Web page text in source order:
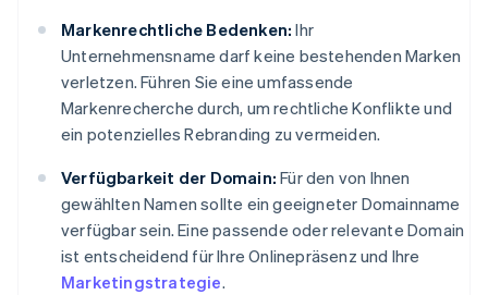
Markenrechtliche Bedenken: Ihr
Unternehmensname darf keine bestehenden Marken
verletzen. Führen Sie eine umfassende
Markenrecherche durch, um rechtliche Konflikte und
ein potenzielles Rebranding zu vermeiden.
Verfügbarkeit der Domain: Für den von Ihnen
gewählten Namen sollte ein geeigneter Domainname
verfügbar sein. Eine passende oder relevante Domain
ist entscheidend für Ihre Onlinepräsenz und Ihre
Marketingstrategie.